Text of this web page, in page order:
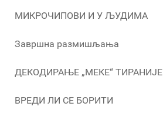
МИКРОЧИПОВИ И У ЉУДИМА
Завршна размишљања
ДЕКОДИРАЊЕ „МЕКЕ“ ТИРАНИЈЕ
ВРЕДИ ЛИ СЕ БОРИТИ